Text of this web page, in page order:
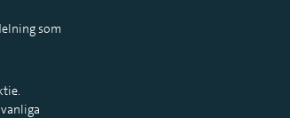
som